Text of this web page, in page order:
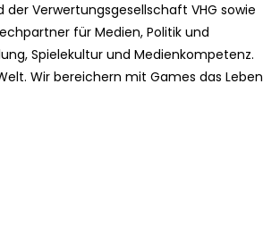
Verwertungsgesellschaft VHG sowie
für Medien, Politik und
Spielekultur und Medienkompetenz.
Wir bereichern mit Games das Leben